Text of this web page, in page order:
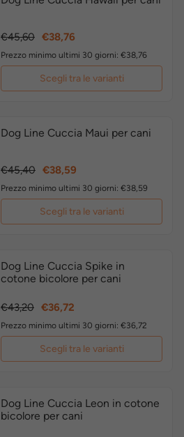
Prezzo
€45,60 Prezzo
€38,76
Prezzo minimo ultimi 30 giorni: €38,76
Scegli tra le varianti
Dog Line Cuccia Maui per cani
Prezzo
€45,40 Prezzo
€38,59
Prezzo minimo ultimi 30 giorni: €38,59
Scegli tra le varianti
Dog Line Cuccia Spike in
cotone bicolore per cani
Prezzo
€43,20 Prezzo
€36,72
Prezzo minimo ultimi 30 giorni: €36,72
Scegli tra le varianti
Dog Line Cuccia Leon in cotone
bicolore per cani